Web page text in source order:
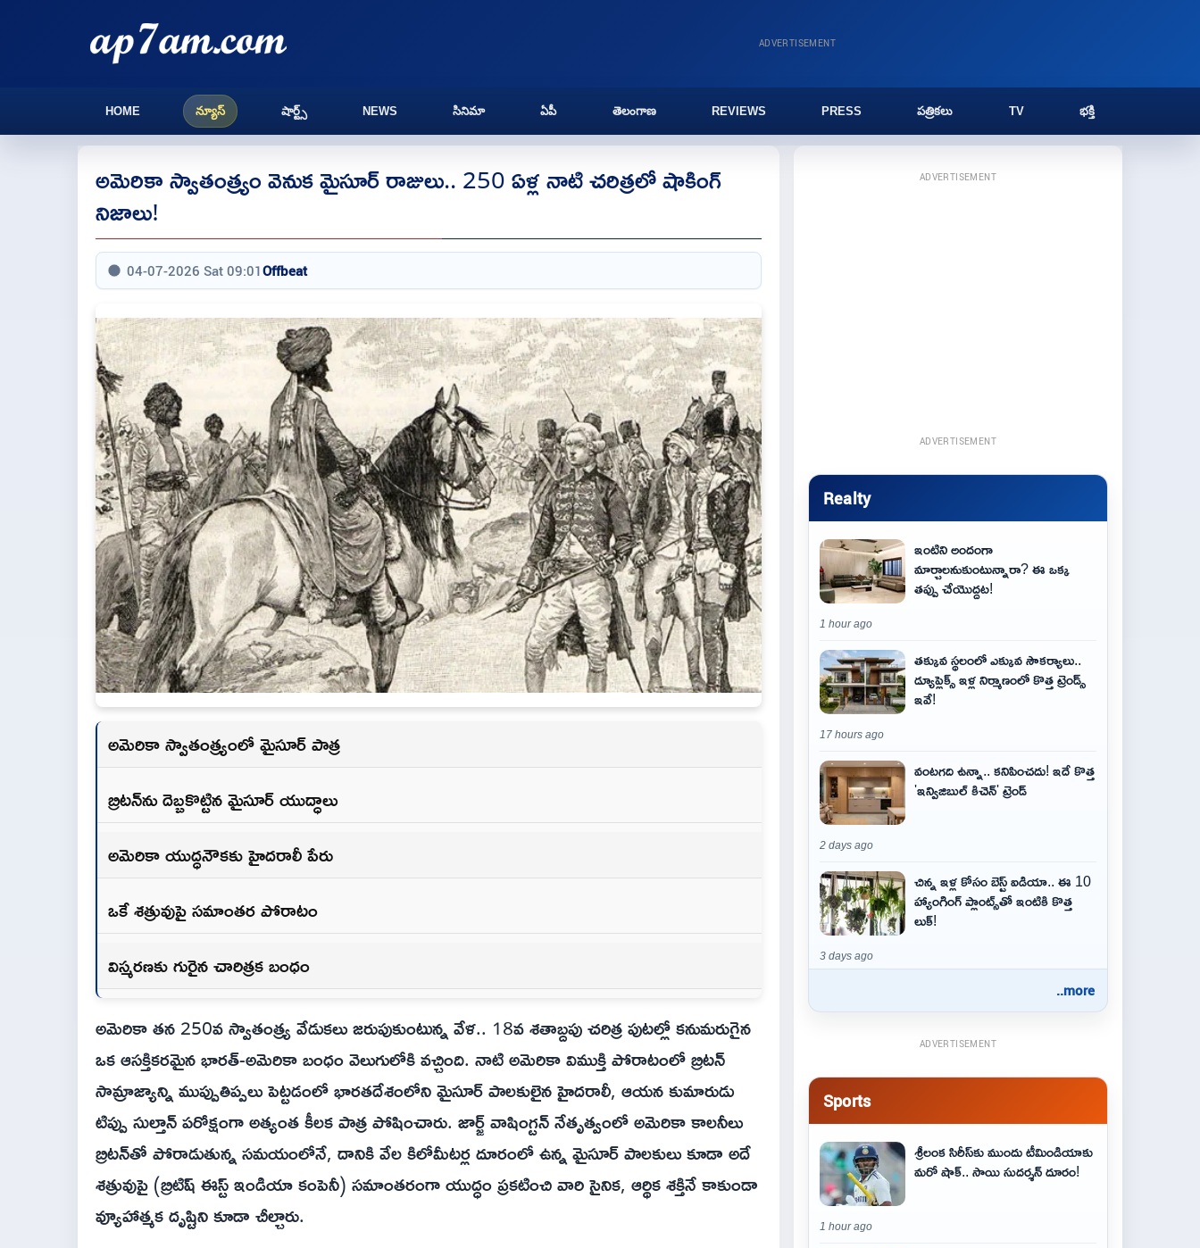
ADVERTISEMENT
HOME న్యూస్ షార్ట్స్ NEWS సినిమా ఏపీ తెలంగాణ REVIEWS PRESS పత్రికలు TV భక్తి
అమెరికా స్వాతంత్య్రం వెనుక మైసూర్ రాజులు.. 250 ఏళ్ల నాటి చరిత్రలో షాకింగ్
నిజాలు!
04-07-2026 Sat 09:01Offbeat
అమెరికా స్వాతంత్య్రంలో మైసూర్ పాత్ర
బ్రిటన్‌ను దెబ్బకొట్టిన మైసూర్ యుద్ధాలు
అమెరికా యుద్ధనౌకకు హైదరాలీ పేరు
ఒకే శత్రువుపై సమాంతర పోరాటం
విస్మరణకు గురైన చారిత్రక బంధం
అమెరికా తన 250వ స్వాతంత్య్ర వేడుకలు జరుపుకుంటున్న వేళ.. 18వ శతాబ్దపు చరిత్ర పుటల్లో కనుమరుగైన
ఒక ఆసక్తికరమైన భారత్-అమెరికా బంధం వెలుగులోకి వచ్చింది. నాటి అమెరికా విముక్తి పోరాటంలో బ్రిటన్
సామ్రాజ్యాన్ని ముప్పుతిప్పలు పెట్టడంలో భారతదేశంలోని మైసూర్ పాలకులైన హైదరాలీ, ఆయన కుమారుడు
టిప్పు సుల్తాన్ పరోక్షంగా అత్యంత కీలక పాత్ర పోషించారు. జార్జ్ వాషింగ్టన్ నేతృత్వంలో అమెరికా కాలనీలు
బ్రిటన్‌తో పోరాడుతున్న సమయంలోనే, దానికి వేల కిలోమీటర్ల దూరంలో ఉన్న మైసూర్ పాలకులు కూడా అదే
శత్రువుపై (బ్రిటిష్ ఈస్ట్ ఇండియా కంపెనీ) సమాంతరంగా యుద్ధం ప్రకటించి వారి సైనిక, ఆర్థిక శక్తినే కాకుండా
వ్యూహాత్మక దృష్టిని కూడా చీల్చారు.
ADVERTISEMENT
ADVERTISEMENT
Realty
ఇంటిని అందంగా
మార్చాలనుకుంటున్నారా? ఈ ఒక్క
తప్పు చేయొద్దట!
1 hour ago
తక్కువ స్థలంలో ఎక్కువ సౌకర్యాలు..
డ్యూప్లెక్స్ ఇళ్ల నిర్మాణంలో కొత్త ట్రెండ్స్
ఇవే!
17 hours ago
వంటగది ఉన్నా.. కనిపించదు! ఇదే కొత్త
'ఇన్విజిబుల్ కిచెన్' ట్రెండ్
2 days ago
చిన్న ఇళ్ల కోసం బెస్ట్ ఐడియా.. ఈ 10
హ్యాంగింగ్ ప్లాంట్స్‌తో ఇంటికి కొత్త
లుక్!
3 days ago
..more
ADVERTISEMENT
Sports
శ్రీలంక సిరీస్‌కు ముందు టీమిండియాకు
మరో షాక్‌.. సాయి సుదర్శన్‌ దూరం!
1 hour ago